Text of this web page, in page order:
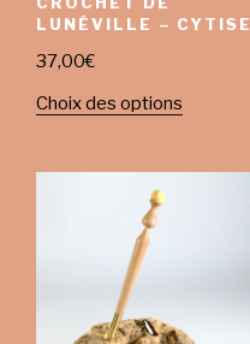
LUNÉVILLE – CYTISE
37,00€
Choix des options